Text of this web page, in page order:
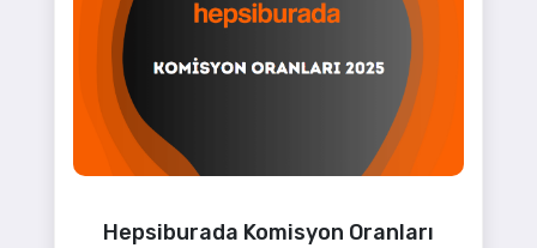
Hepsiburada Komisyon Oranları